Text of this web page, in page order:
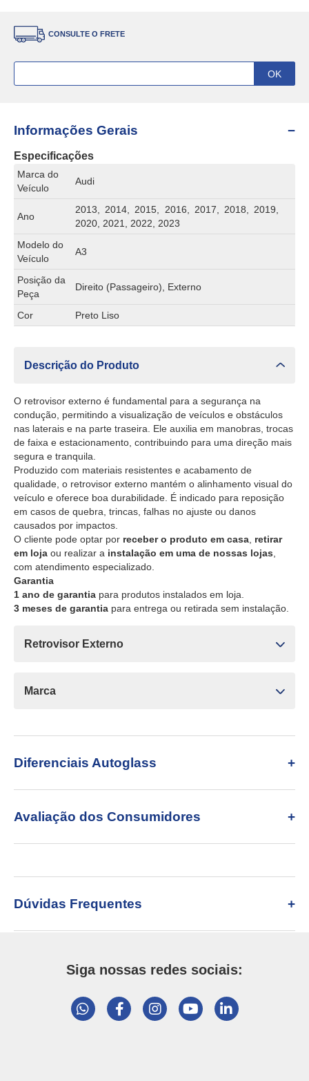
CONSULTE O FRETE
Informações Gerais
Especificações
Marca do
Veículo
Audi
Ano
2013, 2014, 2015, 2016, 2017, 2018, 2019,
2020, 2021, 2022, 2023
Modelo do
Veículo
A3
Posição da
Peça
Direito (Passageiro), Externo
Cor Preto Liso
Descrição do Produto
O retrovisor externo é fundamental para a segurança na
condução, permitindo a visualização de veículos e obstáculos
nas laterais e na parte traseira. Ele auxilia em manobras, trocas
de faixa e estacionamento, contribuindo para uma direção mais
segura e tranquila.
Produzido com materiais resistentes e acabamento de
qualidade, o retrovisor externo mantém o alinhamento visual do
veículo e oferece boa durabilidade. É indicado para reposição
em casos de quebra, trincas, falhas no ajuste ou danos
causados por impactos.
O cliente pode optar por receber o produto em casa retirar
em loja ou realizar a instalação em uma de nossas lojas
com atendimento especializado.
Garantia
1 ano de garantia para produtos instalados em loja.
3 meses de garantia para entrega ou retirada sem instalação.
Retrovisor Externo
Marca
Diferenciais Autoglass
Avaliação dos Consumidores
Dúvidas Frequentes
Siga nossas redes sociais: